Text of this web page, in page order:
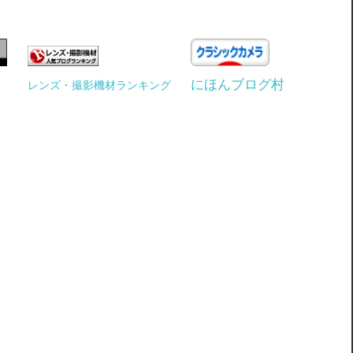
にほんブログ村
レンズ・撮影機材ランキング